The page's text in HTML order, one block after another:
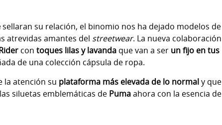
sellaran su relación, el binomio nos ha dejado modelos de
atrevidas amantes del streetwear. La nueva colaboración
con toques lilas y lavanda que van a ser un fijo en tus
de una colección cápsula de ropa.
la atención su plataforma más elevada de lo normaly que
siluetas emblemáticas de Pumaahora con la esencia de